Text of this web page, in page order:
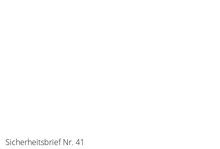
Sicherheitsbrief Nr. 41